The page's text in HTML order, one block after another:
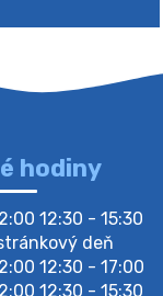
augusta
lakosokat,
hodiny
12:30 - 15:30
deň
12:30 - 17:00
12:30 - 15:30